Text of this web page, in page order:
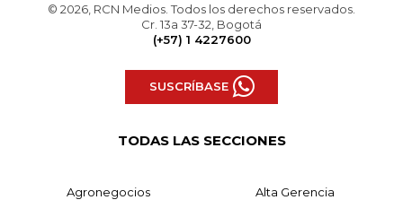
© 2026, RCN Medios. Todos los derechos reservados.
Cr. 13a 37-32, Bogotá
(+57) 1 4227600
SUSCRÍBASE
TODAS LAS SECCIONES
Agronegocios Alta Gerencia